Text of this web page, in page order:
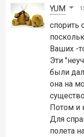
YUM
спорить
Ваших -
Эти
были
она на
Потом и
Для
полета